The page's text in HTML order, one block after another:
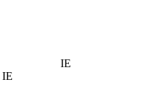
IE
IE